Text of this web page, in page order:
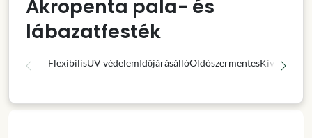
Akropenta pala- és
lábazatfesték
FlexibilisUV védelemIdőjárásállóOldószermentesKiváló